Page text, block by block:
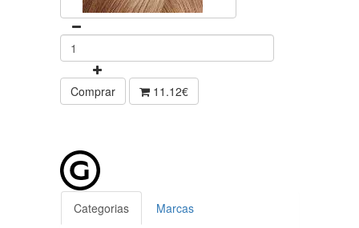
Comprar 11.12€
Categorias Marcas